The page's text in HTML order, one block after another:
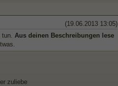
(19.06.2013 13:05)
Aus deinen Beschreibungen lese
zuliebe